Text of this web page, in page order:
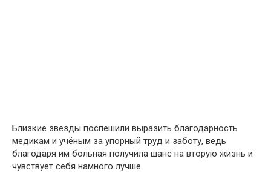
Близкие звезды поспешили выразить благодарность
медикам и учёным за упорный труд и заботу, ведь
благодаря им больная получила шанс на вторую жизнь и
чувствует себя намного лучше.